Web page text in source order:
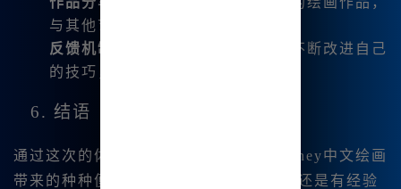
与其他艺术爱好者交流意见。
反馈机制
：每个人的反馈都能让我不断改进自己
的技巧，提升艺术创作水平。
6. 结语
通过这次的体验，我深刻感受到
Midjourney中文绘画
带来的种种便利与乐趣。无论是初学者还是有经验